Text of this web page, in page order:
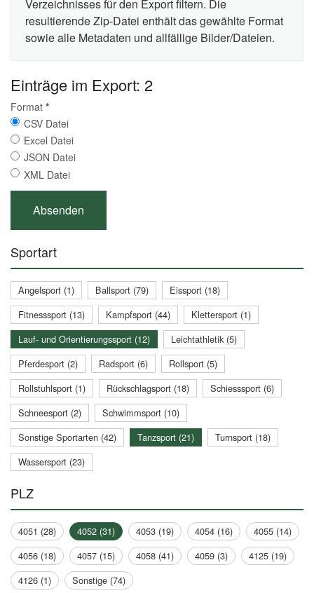
Verzeichnisses für den Export filtern. Die
resultierende Zip-Datei enthält das gewählte Format
sowie alle Metadaten und allfällige Bilder/Dateien.
Einträge im Export: 2
Format *
CSV Datei
Excel Datei
JSON Datei
XML Datei
Sportart
Angelsport (1) Ballsport (79)
Eissport (18)
Fitnesssport (13)
Kampfsport (44)
Klettersport (1)
Lauf- und Orientierungssport (12)
Leichtathletik (5)
Pferdesport (2)
Radsport (6)
Rollsport (5)
Rollstuhlsport (1)
Rückschlagsport (18)
Schiesssport (6)
Schneesport (2)
Schwimmsport (10)
Sonstige Sportarten (42)
Tanzsport (21)
Turnsport (18)
Wassersport (23)
PLZ
4051 (28) 4052 (31) 4053 (19) 4054 (16)
4055 (14)
4056 (18)
4057 (15) 4058 (41) 4059 (3)
4125 (19)
4126 (1)
Sonstige (74)